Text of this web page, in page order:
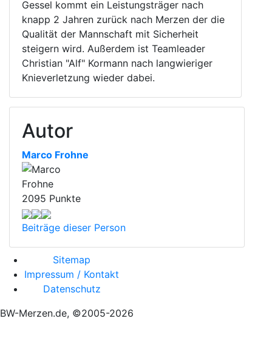
Gessel kommt ein Leistungsträger nach
knapp 2 Jahren zurück nach Merzen der die
Qualität der Mannschaft mit Sicherheit
steigern wird. Außerdem ist Teamleader
Christian "Alf" Kormann nach langwieriger
Knieverletzung wieder dabei.
Autor
Marco Frohne
2095 Punkte
Beiträge dieser Person
Sitemap
Impressum / Kontakt
Datenschutz
BW-Merzen.de, ©2005-2026